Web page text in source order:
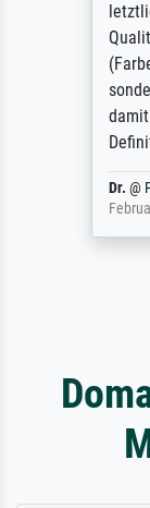
damit
@